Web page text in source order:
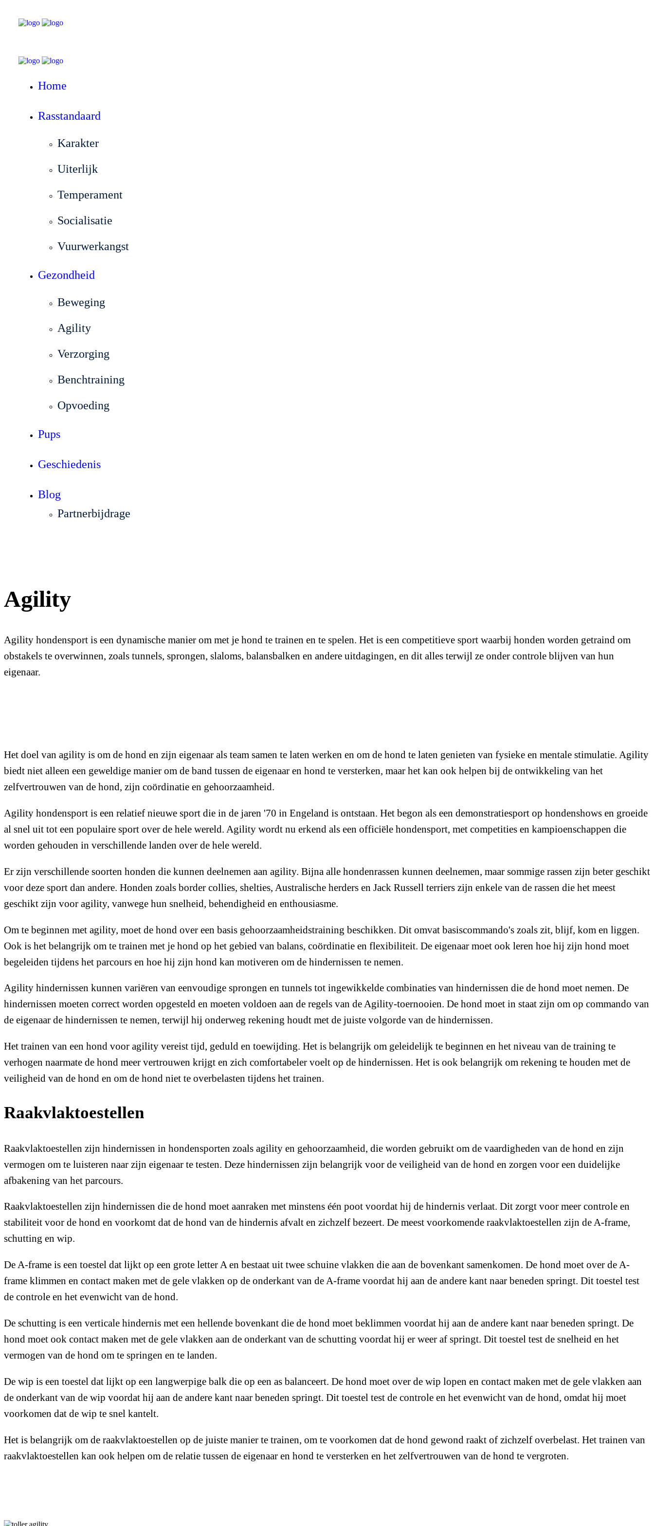
Home
Rasstandaard
Karakter
Uiterlijk
Temperament
Socialisatie
Vuurwerkangst
Gezondheid
Beweging
Agility
Verzorging
Benchtraining
Opvoeding
Pups
Geschiedenis
Blog
Partnerbijdrage
Agility
Agility hondensport is een dynamische manier om met je hond te trainen en te spelen. Het is een competitieve sport waarbij honden worden getraind om
obstakels te overwinnen, zoals tunnels, sprongen, slaloms, balansbalken en andere uitdagingen, en dit alles terwijl ze onder controle blijven van hun
eigenaar.
Het doel van agility is om de hond en zijn eigenaar als team samen te laten werken en om de hond te laten genieten van fysieke en mentale stimulatie. Agility
biedt niet alleen een geweldige manier om de band tussen de eigenaar en hond te versterken, maar het kan ook helpen bij de ontwikkeling van het
zelfvertrouwen van de hond, zijn coördinatie en gehoorzaamheid.
Agility hondensport is een relatief nieuwe sport die in de jaren '70 in Engeland is ontstaan. Het begon als een demonstratiesport op hondenshows en groeide
al snel uit tot een populaire sport over de hele wereld. Agility wordt nu erkend als een officiële hondensport, met competities en kampioenschappen die
worden gehouden in verschillende landen over de hele wereld.
Er zijn verschillende soorten honden die kunnen deelnemen aan agility. Bijna alle hondenrassen kunnen deelnemen, maar sommige rassen zijn beter geschikt
voor deze sport dan andere. Honden zoals border collies, shelties, Australische herders en Jack Russell terriers zijn enkele van de rassen die het meest
geschikt zijn voor agility, vanwege hun snelheid, behendigheid en enthousiasme.
Om te beginnen met agility, moet de hond over een basis gehoorzaamheidstraining beschikken. Dit omvat basiscommando's zoals zit, blijf, kom en liggen.
Ook is het belangrijk om te trainen met je hond op het gebied van balans, coördinatie en flexibiliteit. De eigenaar moet ook leren hoe hij zijn hond moet
begeleiden tijdens het parcours en hoe hij zijn hond kan motiveren om de hindernissen te nemen.
Agility hindernissen kunnen variëren van eenvoudige sprongen en tunnels tot ingewikkelde combinaties van hindernissen die de hond moet nemen. De
hindernissen moeten correct worden opgesteld en moeten voldoen aan de regels van de Agility-toernooien. De hond moet in staat zijn om op commando van
de eigenaar de hindernissen te nemen, terwijl hij onderweg rekening houdt met de juiste volgorde van de hindernissen.
Het trainen van een hond voor agility vereist tijd, geduld en toewijding. Het is belangrijk om geleidelijk te beginnen en het niveau van de training te
verhogen naarmate de hond meer vertrouwen krijgt en zich comfortabeler voelt op de hindernissen. Het is ook belangrijk om rekening te houden met de
veiligheid van de hond en om de hond niet te overbelasten tijdens het trainen.
Raakvlaktoestellen
Raakvlaktoestellen zijn hindernissen in hondensporten zoals agility en gehoorzaamheid, die worden gebruikt om de vaardigheden van de hond en zijn
vermogen om te luisteren naar zijn eigenaar te testen. Deze hindernissen zijn belangrijk voor de veiligheid van de hond en zorgen voor een duidelijke
afbakening van het parcours.
Raakvlaktoestellen zijn hindernissen die de hond moet aanraken met minstens één poot voordat hij de hindernis verlaat. Dit zorgt voor meer controle en
stabiliteit voor de hond en voorkomt dat de hond van de hindernis afvalt en zichzelf bezeert. De meest voorkomende raakvlaktoestellen zijn de A-frame,
schutting en wip.
De A-frame is een toestel dat lijkt op een grote letter A en bestaat uit twee schuine vlakken die aan de bovenkant samenkomen. De hond moet over de A-
frame klimmen en contact maken met de gele vlakken op de onderkant van de A-frame voordat hij aan de andere kant naar beneden springt. Dit toestel test
de controle en het evenwicht van de hond.
De schutting is een verticale hindernis met een hellende bovenkant die de hond moet beklimmen voordat hij aan de andere kant naar beneden springt. De
hond moet ook contact maken met de gele vlakken aan de onderkant van de schutting voordat hij er weer af springt. Dit toestel test de snelheid en het
vermogen van de hond om te springen en te landen.
De wip is een toestel dat lijkt op een langwerpige balk die op een as balanceert. De hond moet over de wip lopen en contact maken met de gele vlakken aan
de onderkant van de wip voordat hij aan de andere kant naar beneden springt. Dit toestel test de controle en het evenwicht van de hond, omdat hij moet
voorkomen dat de wip te snel kantelt.
Het is belangrijk om de raakvlaktoestellen op de juiste manier te trainen, om te voorkomen dat de hond gewond raakt of zichzelf overbelast. Het trainen van
raakvlaktoestellen kan ook helpen om de relatie tussen de eigenaar en hond te versterken en het zelfvertrouwen van de hond te vergroten.